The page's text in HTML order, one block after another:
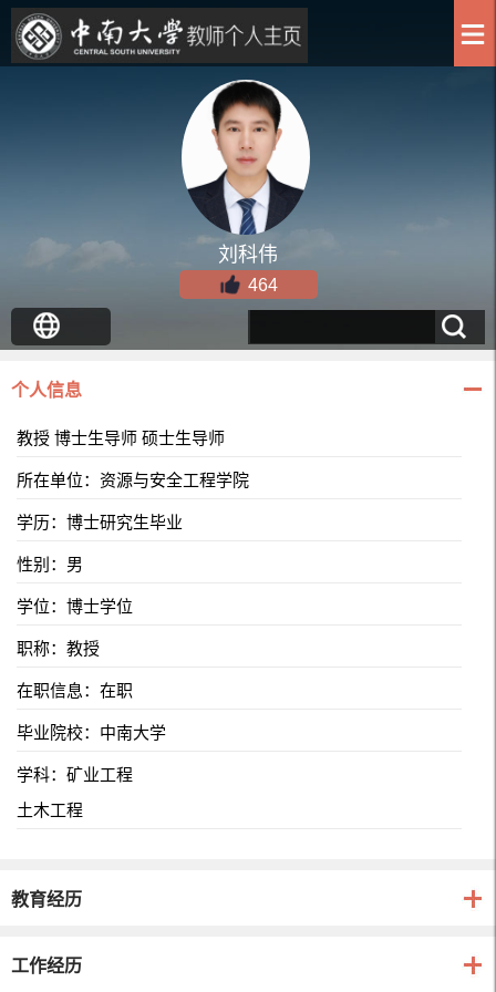
刘科伟
464
个人信息
教授 博士生导师 硕士生导师
所在单位：资源与安全工程学院
学历：博士研究生毕业
性别：男
学位：博士学位
职称：教授
在职信息：在职
毕业院校：中南大学
学科：矿业工程
土木工程
教育经历
工作经历